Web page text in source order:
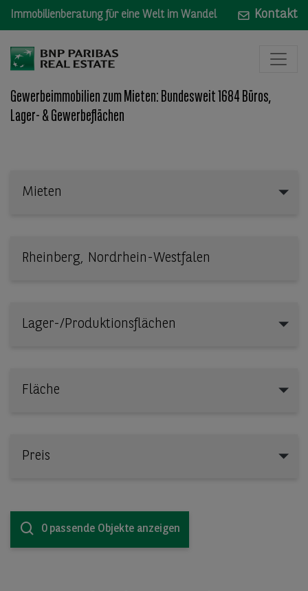
Immobilienberatung für eine Welt im Wandel Kontakt
Gewerbeimmobilien zum Mieten: Bundesweit 1684 Büros,
Lager- & Gewerbeflächen
Mieten
Lager-/Produktionsflächen
Fläche
Preis
0 passende Objekte anzeigen